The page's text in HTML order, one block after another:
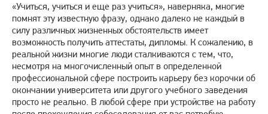
«Учиться, учиться и еще раз учиться», наверняка, многие
помнят эту известную фразу, однако далеко не каждый в
силу различных жизненных обстоятельств имеет
возможность получить аттестаты, дипломы. К сожалению, в
реальной жизни многие люди сталкиваются с тем, что,
несмотря на многочисленный опыт в определенной
профессиональной сфере построить карьеру без корочки об
окончании университета или другого учебного заведения
просто не реально. В любой сфере при устройстве на работу